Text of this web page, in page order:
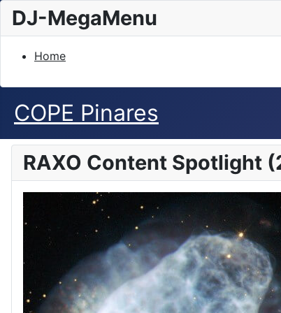
DJ-MegaMenu
Home
COPE Pinares
RAXO Content Spotlight